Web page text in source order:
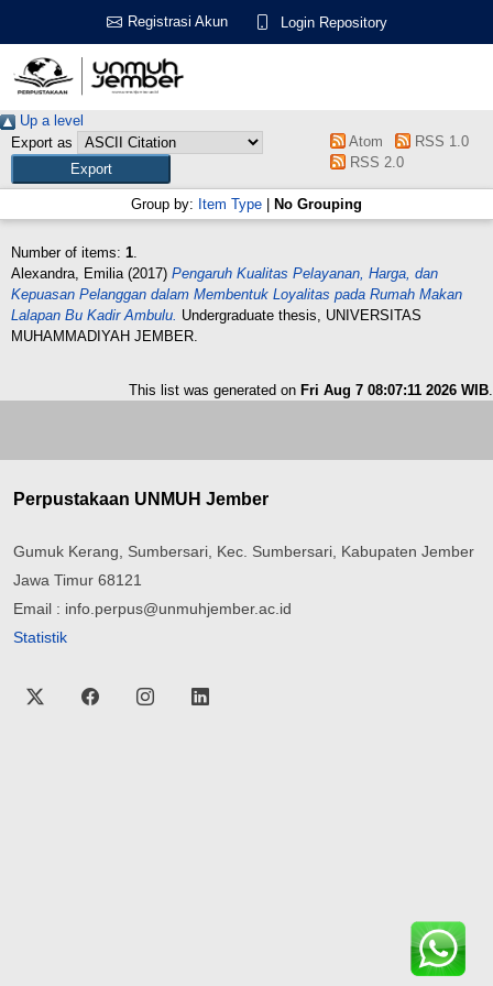
Registrasi Akun Login Repository
Up a level
Export as
Atom
RSS 1.0
RSS 2.0
Group by: Item Type No Grouping
Number of items: 1.
Alexandra, Emilia(2017) Pengaruh Kualitas Pelayanan, Harga, dan
Kepuasan Pelanggan dalam Membentuk Loyalitas pada Rumah Makan
Lalapan Bu Kadir Ambulu. Undergraduate thesis, UNIVERSITAS
MUHAMMADIYAH JEMBER.
This list was generated on Fri Aug 7 08:07:11 2026 WIB.
Perpustakaan UNMUH Jember
Gumuk Kerang, Sumbersari, Kec. Sumbersari, Kabupaten Jember
Jawa Timur 68121
Email : info.perpus@unmuhjember.ac.id
Statistik